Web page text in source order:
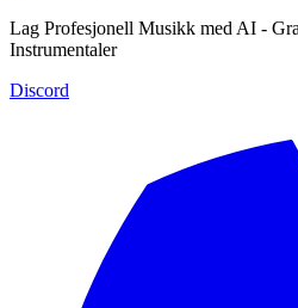
Lag Profesjonell Musikk med AI -
Instrumentaler
Discord